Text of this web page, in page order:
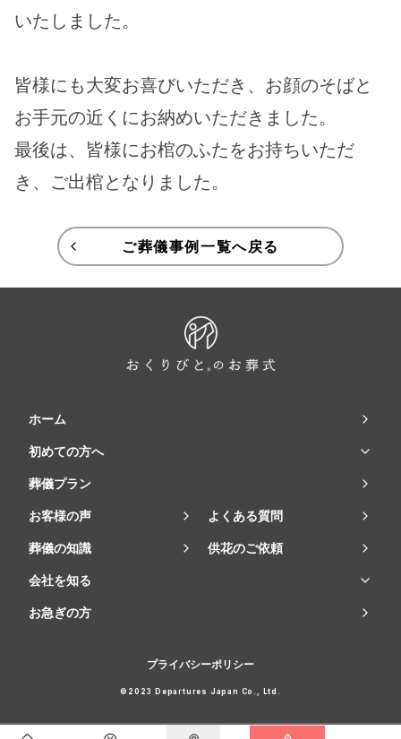
いたしました。
皆様にも大変お喜びいただき、お顔のそばと
お手元の近くにお納めいただきました。
最後は、皆様にお棺のふたをお持ちいただ
き、ご出棺となりました。
ご葬儀事例一覧へ戻る
ホーム
初めての方へ
葬儀プラン
お客様の声 よくある質問
葬儀の知識 供花のご依頼
会社を知る
お急ぎの方
プライバシーポリシー
©2023 Departures Japan Co., Ltd.